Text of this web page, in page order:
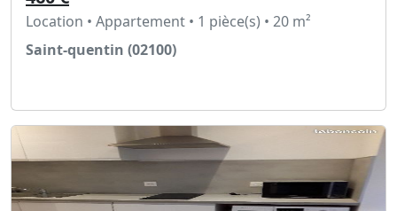
Location • Appartement • 1 pièce(s) • 20 m²
Saint-quentin (02100)